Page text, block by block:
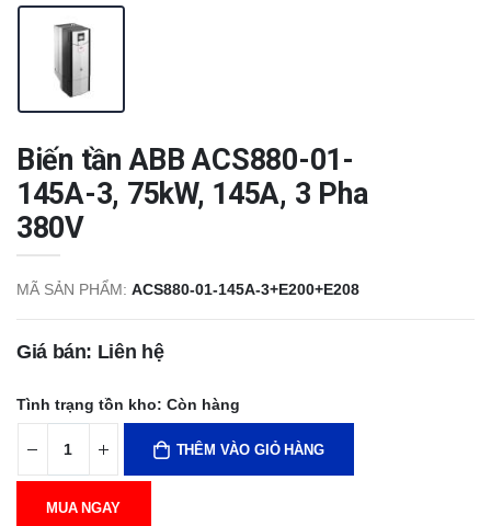
Biến tần ABB ACS880-01-
145A-3, 75kW, 145A, 3 Pha
380V
MÃ SẢN PHẨM: ACS880-01-145A-3+E200+E208
Giá bán: Liên hệ
Tình trạng tồn kho: Còn hàng
THÊM VÀO GIỎ HÀNG
MUA NGAY